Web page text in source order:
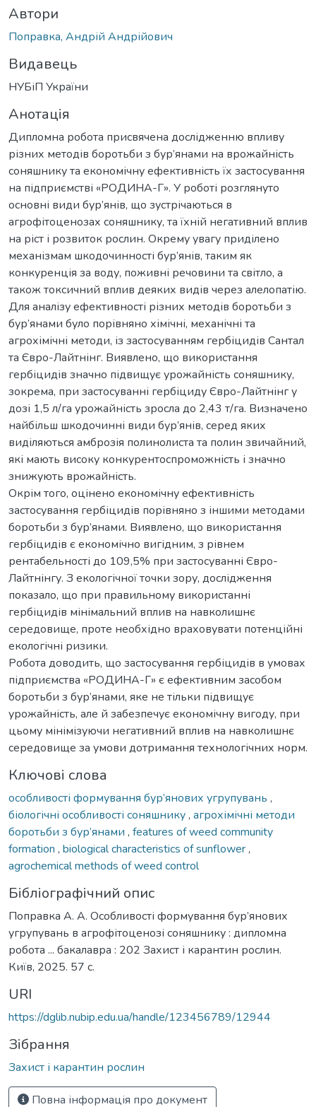
Автори
Поправка, Андрій Андрійович
Видавець
НУБіП України
Анотація
Дипломна робота присвячена дослідженню впливу
різних методів боротьби з бур’янами на врожайність
соняшнику та економічну ефективність їх застосування
на підприємстві «РОДИНА-Г». У роботі розглянуто
основні види бур’янів, що зустрічаються в
агрофітоценозах соняшнику, та їхній негативний вплив
на ріст і розвиток рослин. Окрему увагу приділено
механізмам шкодочинності бур’янів, таким як
конкуренція за воду, поживні речовини та світло, а
також токсичний вплив деяких видів через алелопатію.
Для аналізу ефективності різних методів боротьби з
бур’янами було порівняно хімічні, механічні та
агрохімічні методи, із застосуванням гербіцидів Сантал
та Євро-Лайтнінг. Виявлено, що використання
гербіцидів значно підвищує урожайність соняшнику,
зокрема, при застосуванні гербіциду Євро-Лайтнінг у
дозі 1,5 л/га урожайність зросла до 2,43 т/га. Визначено
найбільш шкодочинні види бур’янів, серед яких
виділяються амброзія полинолиста та полин звичайний,
які мають високу конкурентоспроможність і значно
знижують врожайність.
Окрім того, оцінено економічну ефективність
застосування гербіцидів порівняно з іншими методами
боротьби з бур’янами. Виявлено, що використання
гербіцидів є економічно вигідним, з рівнем
рентабельності до 109,5% при застосуванні Євро-
Лайтнінгу. З екологічної точки зору, дослідження
показало, що при правильному використанні
гербіцидів мінімальний вплив на навколишнє
середовище, проте необхідно враховувати потенційні
екологічні ризики.
Робота доводить, що застосування гербіцидів в умовах
підприємства «РОДИНА-Г» є ефективним засобом
боротьби з бур’янами, яке не тільки підвищує
урожайність, але й забезпечує економічну вигоду, при
цьому мінімізуючи негативний вплив на навколишнє
середовище за умови дотримання технологічних норм.
Ключові слова
особливості формування бур’янових угрупувань ,
біологічні особливості соняшнику, агрохімічні методи
боротьби з бур’янами , features of weed community
formation , biological characteristics of sunflower,
agrochemical methods of weed control
Бібліографічний опис
Поправка А. А. Особливості формування бур’янових
угрупувань в агрофітоценозі соняшнику : дипломна
робота ... бакалавра : 202 Захист і карантин рослин.
Київ, 2025. 57 с.
URI
https://dglib.nubip.edu.ua/handle/123456789/12944
Зібрання
Захист і карантин рослин
Повна інформація про документ